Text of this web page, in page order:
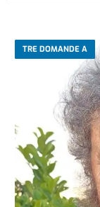
TRE DOMANDE A